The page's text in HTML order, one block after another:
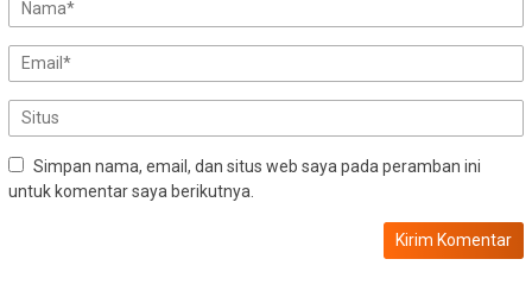
Simpan nama, email, dan situs web saya pada peramban ini
untuk komentar saya berikutnya.